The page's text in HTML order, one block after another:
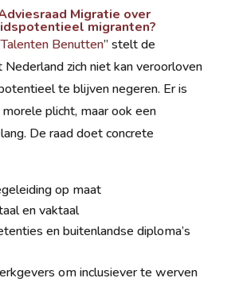
Migratie over
migranten?
Talenten Benutten” stelt de
zich niet kan veroorloven
te blijven negeren. Er is
plicht, maar ook een
De raad doet concrete
op maat
en vaktaal
en buitenlandse diploma’s
om inclusiever te werven